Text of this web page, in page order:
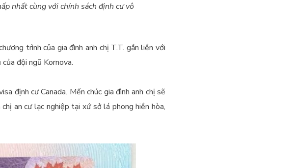
nhất cùng với chính sách định cư vô
trình của gia đình anh chị T.T. gắn liền với
đội ngũ Kornova.
định cư Canada. Mến chúc gia đình anh chị sẽ
an cư lạc nghiệp tại xứ sở lá phong hiền hòa,